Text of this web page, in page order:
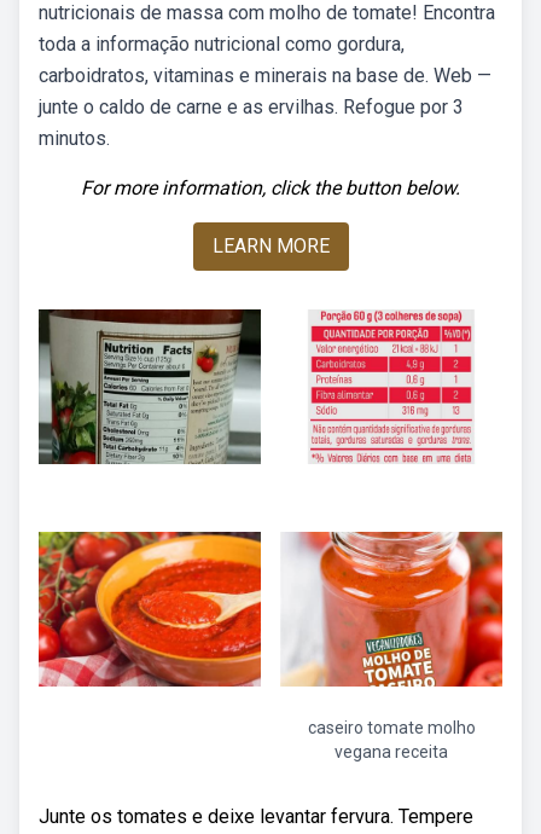
nutricionais de massa com molho de tomate! Encontra
toda a informação nutricional como gordura,
carboidratos, vitaminas e minerais na base de. Web —
junte o caldo de carne e as ervilhas. Refogue por 3
minutos.
For more information, click the button below.
LEARN MORE
caseiro tomate molho
vegana receita
Junte os tomates e deixe levantar fervura. Tempere